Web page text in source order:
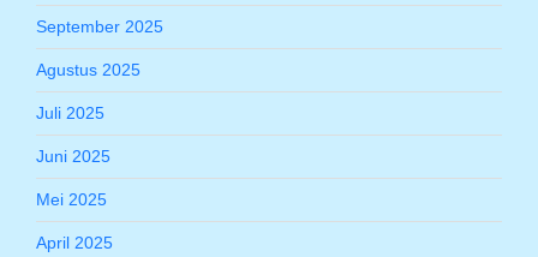
September 2025
Agustus 2025
Juli 2025
Juni 2025
Mei 2025
April 2025